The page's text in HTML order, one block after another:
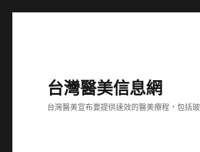
台灣醫美信息網
台灣醫美宣布要提供速效的醫美療程，包括